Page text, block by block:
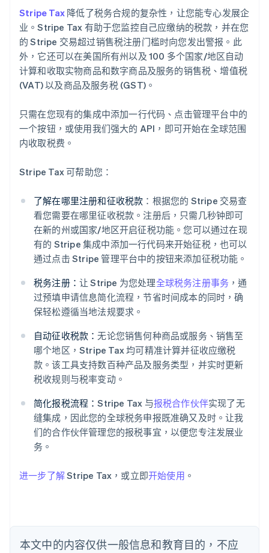
Stripe Tax 降低了税务合规的复杂性，让您能专心发展企
业。Stripe Tax 有助于您监控自己应缴纳的税款，并在您
的 Stripe 交易超过销售税注册门槛时向您发出警报。此
外，它还可以在美国所有州以及 100 多个国家/地区自动
计算和收取实物商品和数字商品及服务的销售税、增值税
(VAT) 以及商品及服务税 (GST)。
只需在您现有的集成中添加一行代码、点击管理平台中的
一个按钮，或使用我们强大的 API，即可开始在全球范围
内收取税费。
Stripe Tax 可帮助您：
了解在哪里注册和征收税款 ：根据您的 Stripe 交易查
看您需要在哪里征收税款。注册后，只需几秒钟即可
在新的州或国家/地区开启征税功能。您可以通过在现
有的 Stripe 集成中添加一行代码来开始征税，也可以
通过点击 Stripe 管理平台中的按钮来添加征税功能。
税务注册： 让 Stripe 为您处理全球税务注册事务 ，通
过预填申请信息简化流程，节省时间成本的同时，确
保轻松遵循当地法规要求。
自动征收税款：无论您销售何种商品或服务、销售至
哪个地区，Stripe Tax 均可精准计算并征收应缴税
款。该工具支持数百种产品及服务类型，并实时更新
税收规则与税率变动。
简化报税流程：Stripe Tax 与报税合作伙伴实现了无
缝集成，因此您的全球税务申报既准确又及时。让我
们的合作伙伴管理您的报税事宜，以便您专注发展业
务。
进一步了解Stripe Tax，或立即开始使用 。
本文中的内容仅供一般信息和教育目的，不应
阿联酋
English
爱尔兰
爱沙尼亚
English
奥地利
DeutschEnglish
澳大利亚
巴西
比利时
波兰